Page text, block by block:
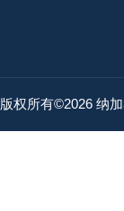
版权所有©2026 纳